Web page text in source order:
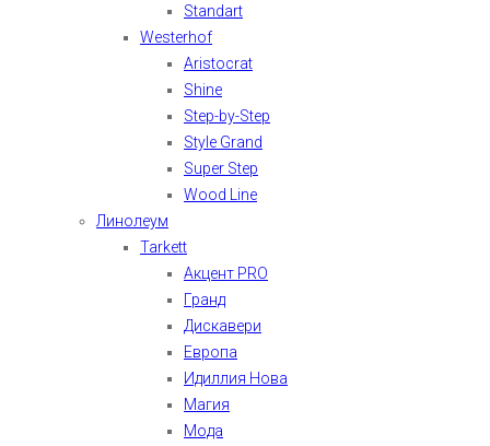
Standart
Westerhof
Aristocrat
Shine
Step-by-Step
Style Grand
Super Step
Wood Line
Линолеум
Tarkett
Акцент PRO
Гранд
Дискавери
Европа
Идиллия Нова
Магия
Мода